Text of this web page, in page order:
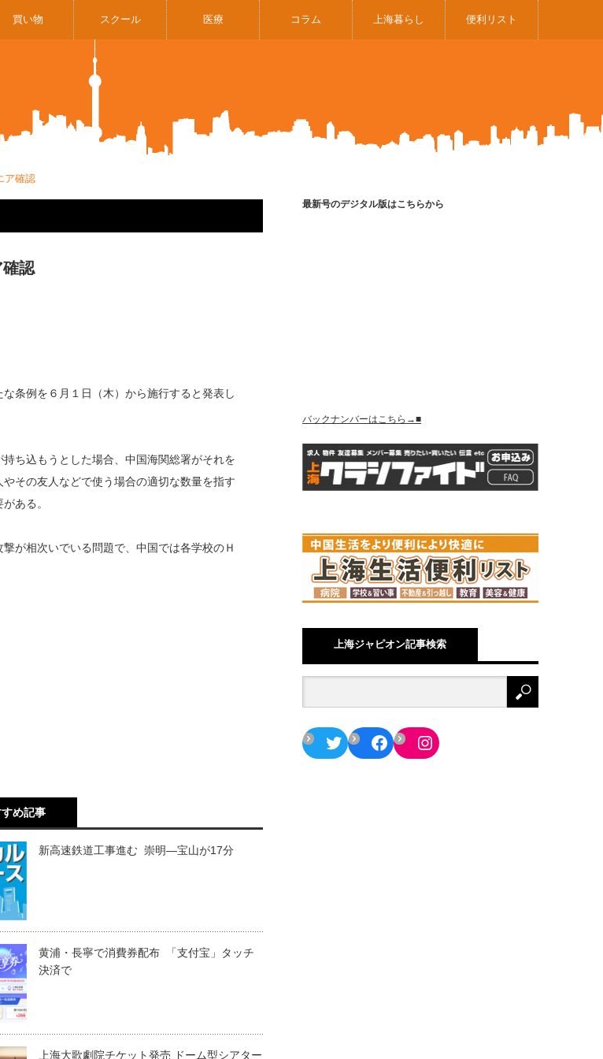
買い物 スクール 医療 コラム 上海暮らし 便利リスト
ア確認
認
条例を６月１日（木）から施行すると発表し
ち込もうとした場合、中国海関総署がそれを
その友人などで使う場合の適切な数量を指す
ある。
が相次いでいる問題で、中国では各学校のＨ
め記事
新高速鉄道工事進む 崇明―宝山が17分
黄浦・長寧で消費券配布 「支付宝」タッチ
決済で
上海大歌劇院チケット発売 ドーム型シアター
最新号のデジタル版はこちらから
バックナンバーはこちら→■
上海ジャピオン記事検索
TwitterFacebookInstagram